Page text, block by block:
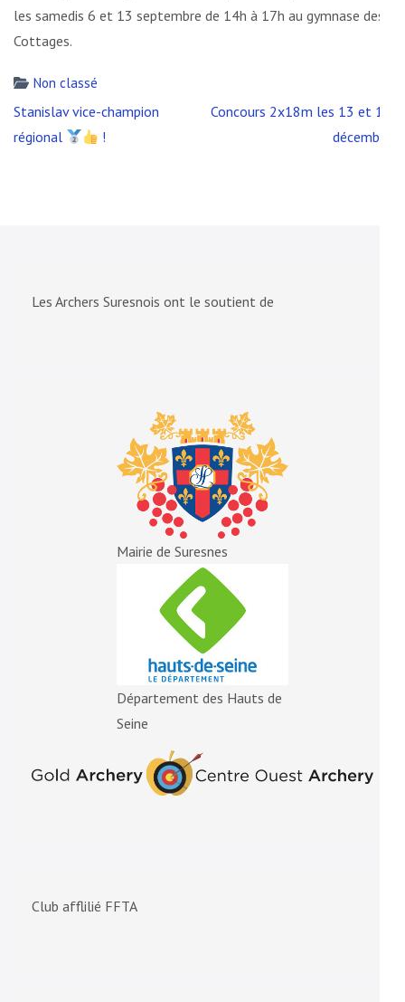
les samedis 6 et 13 septembre de 14h à 17h au gymnase des
Cottages.
Non classé
Navigation
de
Stanislav vice-champion
régional
!
Concours 2x18m les 13 et 14
décembre
Les Archers Suresnois ont le soutient de
Mairie de Suresnes
Département des Hauts de
Seine
Club afflilié FFTA